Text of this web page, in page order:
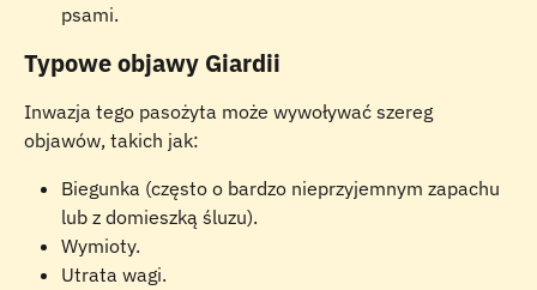
psami.
Typowe objawy Giardii
Inwazja tego pasożyta może wywoływać szereg
objawów, takich jak:
Biegunka (często o bardzo nieprzyjemnym zapachu
lub z domieszką śluzu).
Wymioty.
Utrata wagi.